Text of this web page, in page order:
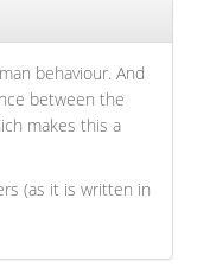
behaviour. And
between the
makes this a
(as it is written in